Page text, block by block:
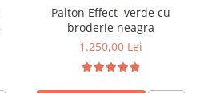
Palton Effect verde cu
broderie neagra
1.250,00 Lei